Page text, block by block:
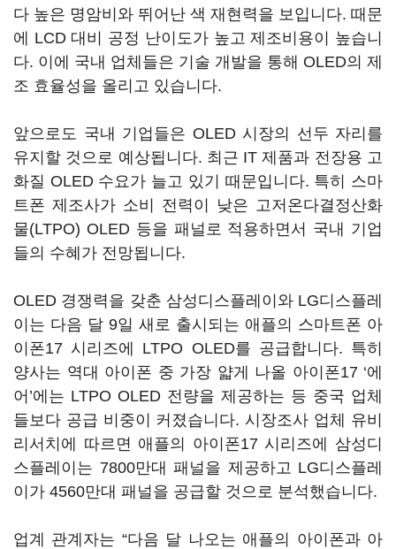
다 높은 명암비와 뛰어난 색 재현력을 보입니다. 때문
에 LCD 대비 공정 난이도가 높고 제조비용이 높습니
다. 이에 국내 업체들은 기술 개발을 통해 OLED의 제
조 효율성을 올리고 있습니다.
앞으로도 국내 기업들은 OLED 시장의 선두 자리를
유지할 것으로 예상됩니다. 최근 IT 제품과 전장용 고
화질 OLED 수요가 늘고 있기 때문입니다. 특히 스마
트폰 제조사가 소비 전력이 낮은 고저온다결정산화
물(LTPO) OLED 등을 패널로 적용하면서 국내 기업
들의 수혜가 전망됩니다.
OLED 경쟁력을 갖춘 삼성디스플레이와 LG디스플레
이는 다음 달 9일 새로 출시되는 애플의 스마트폰 아
이폰17 시리즈에 LTPO OLED를 공급합니다. 특히
양사는 역대 아이폰 중 가장 얇게 나올 아이폰17 ‘에
어’에는 LTPO OLED 전량을 제공하는 등 중국 업체
들보다 공급 비중이 커졌습니다. 시장조사 업체 유비
리서치에 따르면 애플의 아이폰17 시리즈에 삼성디
스플레이는 7800만대 패널을 제공하고 LG디스플레
이가 4560만대 패널을 공급할 것으로 분석했습니다.
업계 관계자는 “다음 달 나오는 애플의 아이폰과 아